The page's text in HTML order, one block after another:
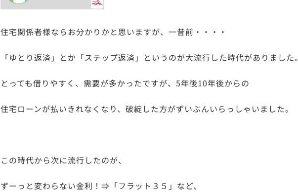
住宅関係者様ならお分かりかと思いますが、一昔前・・・・
「ゆとり返済」とか「ステップ返済」というのが大流行した時代がありました。
とっても借りやすく、需要が多かったですが、5年後10年後からの
住宅ローンが払いきれなくなり、破綻した方がずいぶんいらっしゃいました。
この時代から次に流行したのが、
ずーっと変わらない金利！⇒「フラット３５」など、